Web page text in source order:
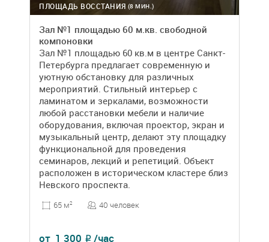
(8 МИН.)
ПЛОЩАДЬ ВОССТАНИЯ
Зал №1 площадью 60 м.кв. свободной
компоновки
Зал №1 площадью 60 кв.м в центре Санкт-
Петербурга предлагает современную и
уютную обстановку для различных
мероприятий. Стильный интерьер с
ламинатом и зеркалами, возможности
любой расстановки мебели и наличие
оборудования, включая проектор, экран и
музыкальный центр, делают эту площадку
функциональной для проведения
семинаров, лекций и репетиций. Объект
расположен в историческом кластере близ
Невского проспекта.
65 м2 40 человек
от 1 300 ₽ /час